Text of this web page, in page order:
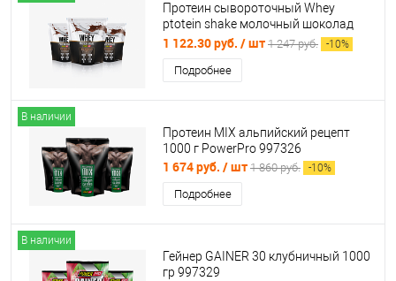
Протеин сывороточный Whey
ptotein shake молочный шоколад
900 гр/30 порций PowerPro 997302
1 122.30 руб. / шт 1 247 руб. -10%
Подробнее
В наличии
Протеин MIX альпийский рецепт
1000 г PowerPro 997326
1 674 руб. / шт 1 860 руб. -10%
Подробнее
В наличии
Гейнер GAINER 30 клубничный 1000
гр 997329